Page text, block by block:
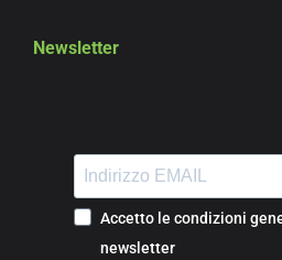
Newsletter
Accetto le condizioni
newsletter